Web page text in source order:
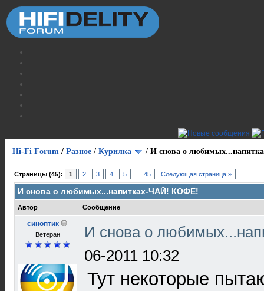
Hi-Fi Forum / Разное / Курилка / И снова о
Страницы (45): 1 2 3 4 5 45 Следующая страница »
И снова о любимых...напитках-ЧАЙ! КОФЕ!
Автор Сообщение
синоптик
Ветеран
И снова о
06-2011 10:32
Тут некоторые